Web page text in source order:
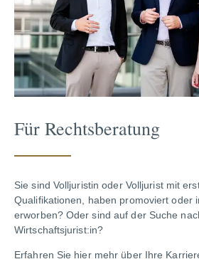
Für Rechtsberatung
Sie sind Volljuristin oder Volljurist mit
Qualifikationen, haben promoviert oder
erworben? Oder sind auf der Suche
Wirtschaftsjurist:in?
Erfahren Sie hier mehr über Ihre